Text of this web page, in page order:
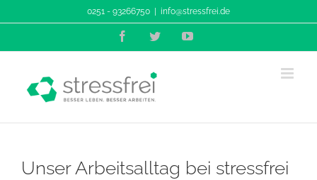
Inhalt
0251 - 93266750 info@stressfrei.de
FacebookTwitterYouTube
Unser Arbeitsalltag bei stressfrei